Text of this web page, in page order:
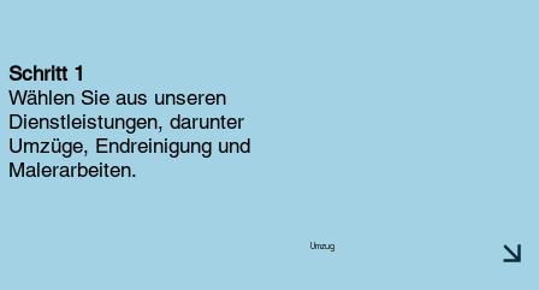
Schritt 1
Wählen Sie aus unseren
Dienstleistungen, darunter
Umzüge, Endreinigung und
Malerarbeiten.
Umzug